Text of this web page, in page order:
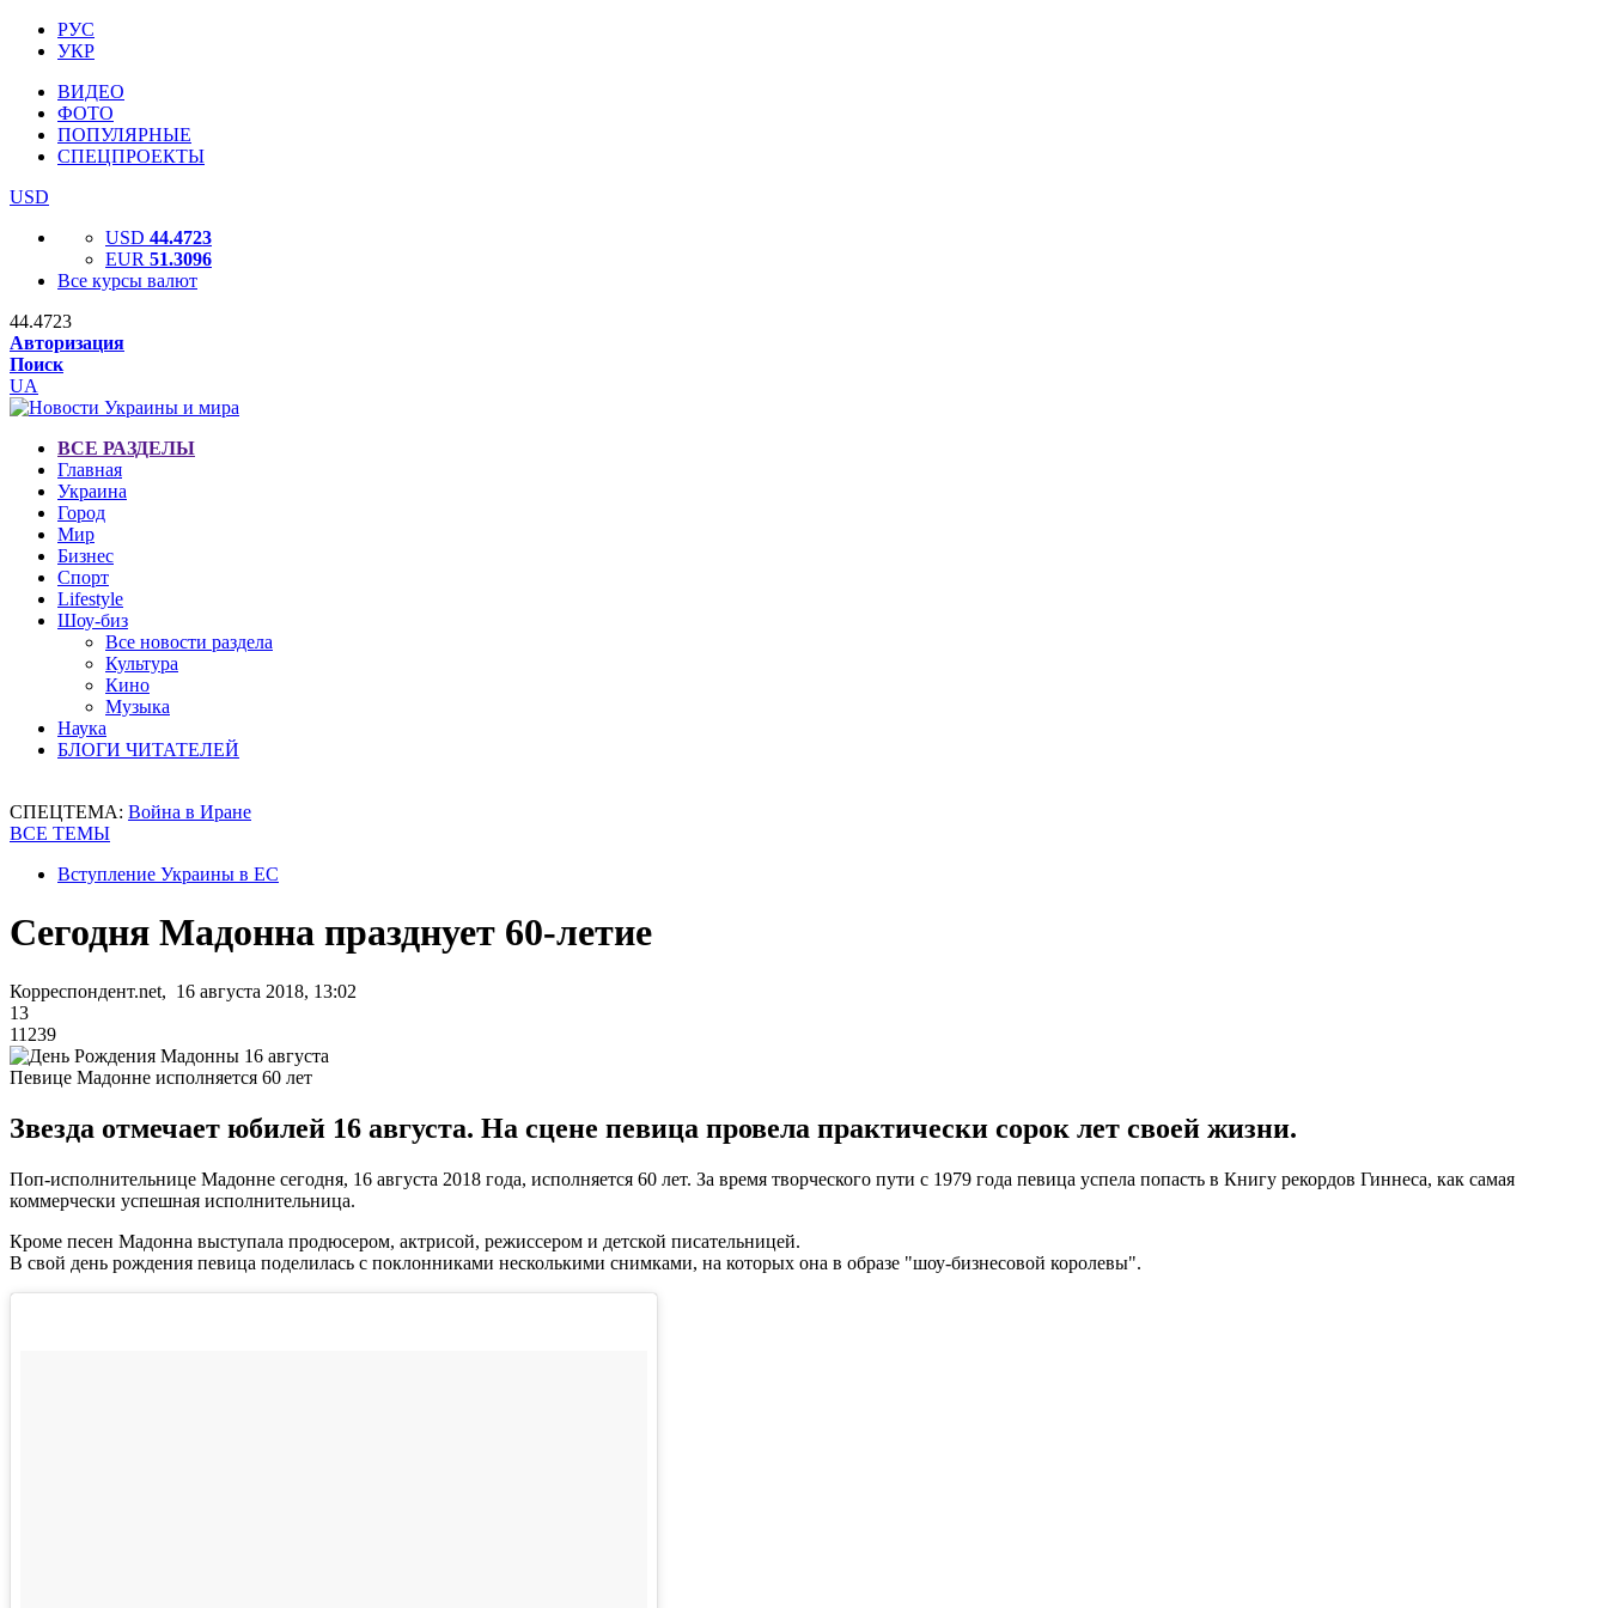
РУС
УКР
ВИДЕО
ФОТО
ПОПУЛЯРНЫЕ
СПЕЦПРОЕКТЫ
USD
USD 44.4723
EUR 51.3096
Все курсы валют
44.4723
Авторизация
Поиск
UA
ВСЕ РАЗДЕЛЫ
Главная
Украина
Город
Мир
Бизнес
Спорт
Lifestyle
Шоу-биз
Все новости раздела
Культура
Кино
Музыка
Наука
БЛОГИ ЧИТАТЕЛЕЙ
СПЕЦТЕМА: Война в Иране
ВСЕ ТЕМЫ
Вступление Украины в ЕС
Сегодня Мадонна празднует 60-летие
Корреспондент.net, 16 августа 2018, 13:02
13
11239
Певице Мадонне исполняется 60 лет
Звезда отмечает юбилей 16 августа. На сцене певица провела практически сорок лет своей жизни.
Поп-исполнительнице Мадонне сегодня, 16 августа 2018 года, исполняется 60 лет. За время творческого пути с 1979 года певица успела попасть в Книгу рекордов Гиннеса, как самая
коммерчески успешная исполнительница.
Кроме песен Мадонна выступала продюсером, актрисой, режиссером и детской писательницей.
В свой день рождения певица поделилась с поклонниками несколькими снимками, на которых она в образе "шоу-бизнесовой королевы".